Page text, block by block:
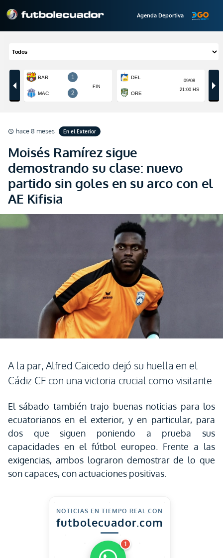
Agenda Deportiva
schedule hace 8 meses En el Exterior
Moisés Ramírez sigue
demostrando su clase: nuevo
partido sin goles en su arco con el
AE Kifisia
A la par, Alfred Caicedo dejó su huella en el
Cádiz CF con una victoria crucial como visitante
El sábado también trajo buenas noticias para los
ecuatorianos en el exterior, y en particular, para
dos que siguen poniendo a prueba sus
capacidades en el fútbol europeo. Frente a las
exigencias, ambos lograron demostrar de lo que
son capaces, con actuaciones positivas.
NOTICIAS EN TIEMPO REAL CON
futbolecuador.com
1